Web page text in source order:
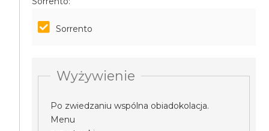
Sorrento
Wyżywienie
Po zwiedzaniu wspólna obiadokolacja.
Menu